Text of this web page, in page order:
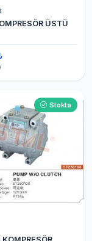
ÜSTÜ
Stokta